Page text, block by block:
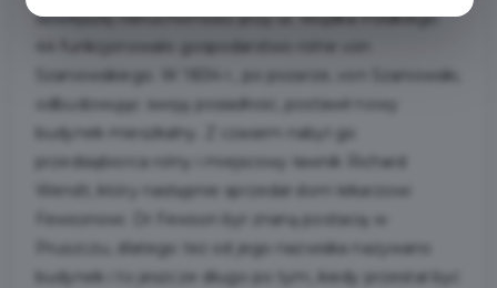
dzisiejszej nieruchomości przy ul. Wojska Polskiego
Szaniowskiego. W 1834 r., po pożarze, von Szaniowski,
odbudowując swoją posiadłość, postawił nowy
budynek mieszkalny. Z czasem nabył go
przedsiębiorca rolny i miejscowy ławnik Richard
Wendt, który następnie sprzedał dom lekarzowi
Fewsonowi. Dr Fewson był znaną postacią w
Pruszczu, dlatego też od jego nazwiska nazywano
budynek i to jeszcze długo po tym, kiedy przestał być